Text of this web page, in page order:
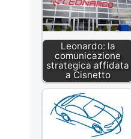
Leonardo: la
comunicazione
strategica affidata
a Cisnetto